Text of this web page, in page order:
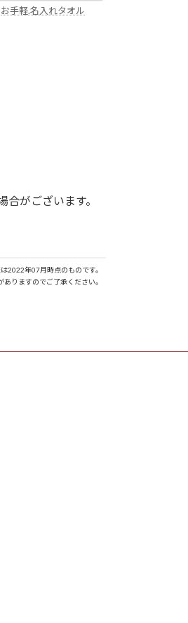
お手軽.名入れタオル
がございます。
2022年07月時点のものです。
りますのでご了承ください。